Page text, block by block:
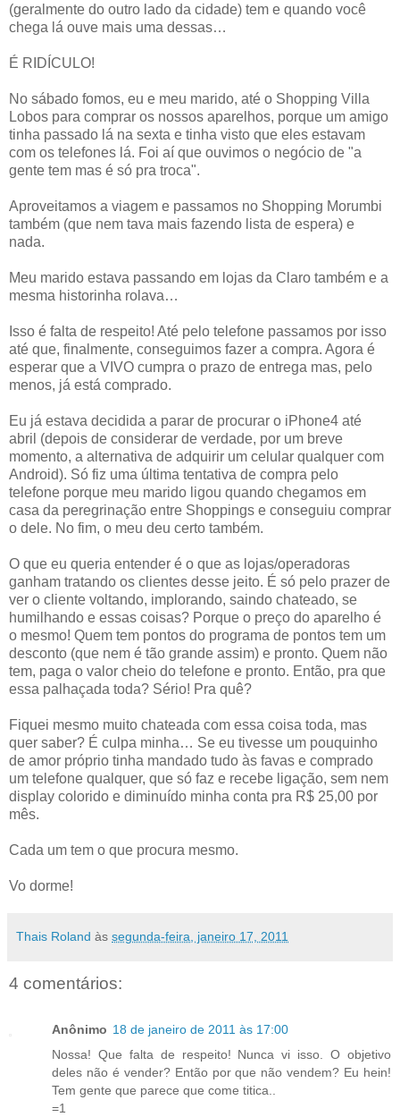
(geralmente do outro lado da cidade) tem e quando você
chega lá ouve mais uma dessas…
É RIDÍCULO!
No sábado fomos, eu e meu marido, até o Shopping Villa
Lobos para comprar os nossos aparelhos, porque um amigo
tinha passado lá na sexta e tinha visto que eles estavam
com os telefones lá. Foi aí que ouvimos o negócio de "a
gente tem mas é só pra troca".
Aproveitamos a viagem e passamos no Shopping Morumbi
também (que nem tava mais fazendo lista de espera) e
nada.
Meu marido estava passando em lojas da Claro também e a
mesma historinha rolava…
Isso é falta de respeito! Até pelo telefone passamos por isso
até que, finalmente, conseguimos fazer a compra. Agora é
esperar que a VIVO cumpra o prazo de entrega mas, pelo
menos, já está comprado.
Eu já estava decidida a parar de procurar o iPhone4 até
abril (depois de considerar de verdade, por um breve
momento, a alternativa de adquirir um celular qualquer com
Android). Só fiz uma última tentativa de compra pelo
telefone porque meu marido ligou quando chegamos em
casa da peregrinação entre Shoppings e conseguiu comprar
o dele. No fim, o meu deu certo também.
O que eu queria entender é o que as lojas/operadoras
ganham tratando os clientes desse jeito. É só pelo prazer de
ver o cliente voltando, implorando, saindo chateado, se
humilhando e essas coisas? Porque o preço do aparelho é
o mesmo! Quem tem pontos do programa de pontos tem um
desconto (que nem é tão grande assim) e pronto. Quem não
tem, paga o valor cheio do telefone e pronto. Então, pra que
essa palhaçada toda? Sério! Pra quê?
Fiquei mesmo muito chateada com essa coisa toda, mas
quer saber? É culpa minha… Se eu tivesse um pouquinho
de amor próprio tinha mandado tudo às favas e comprado
um telefone qualquer, que só faz e recebe ligação, sem nem
display colorido e diminuído minha conta pra R$ 25,00 por
mês.
Cada um tem o que procura mesmo.
Vo dorme!
Thais Roland às segunda-feira, janeiro 17, 2011
4 comentários:
Anônimo 18 de janeiro de 2011 às 17:00
Nossa! Que falta de respeito! Nunca vi isso. O objetivo
deles não é vender? Então por que não vendem? Eu hein!
Tem gente que parece que come titica..
=1